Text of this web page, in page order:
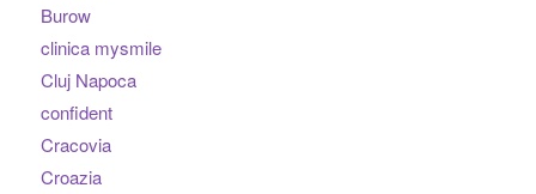
Burow
clinica mysmile
Cluj Napoca
confident
Cracovia
Croazia